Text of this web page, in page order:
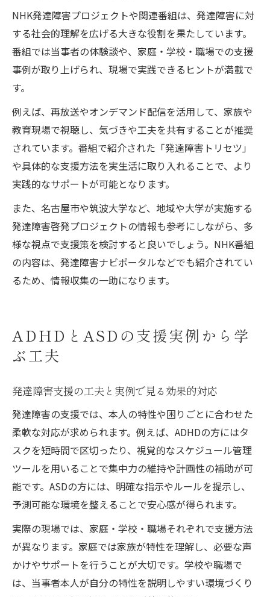
NHK発達障害プロジェクトや関連番組は、発達障害に対
する社会的理解を広げる大きな役割を果たしています。
番組では当事者の体験談や、家庭・学校・職場での支援
事例が取り上げられ、現場で実践できるヒントが満載で
す。
例えば、再放送やオンデマンド配信を活用して、家族や
教育現場で視聴し、気づきや工夫を共有することが推奨
されています。番組で紹介された「発達障害トリセツ」
や具体的な支援方法を実生活に取り入れることで、より
実践的なサポートが可能となります。
また、名古屋市や筑波大学など、地域や大学が実施する
発達障害啓発プロジェクトの情報も参考にしながら、多
様な視点で支援策を検討すると良いでしょう。NHK番組
の内容は、発達障害ナビポータルなどでも紹介されてい
るため、情報収集の一助になります。
ADHDとASDの支援実例から学
ぶ工夫
発達障害支援の工夫と実例で見る効果的対応
発達障害の支援では、本人の特性や困りごとに合わせた
柔軟な対応が求められます。例えば、ADHDの方にはタ
スクを短時間で区切ったり、視覚的なスケジュール管理
ツールを用いることで集中力の維持や計画性の補助が可
能です。ASDの方には、明確な指示やルールを提示し、
予測可能な環境を整えることで安心感が得られます。
実際の現場では、家庭・学校・職場それぞれで支援方法
が異なります。家庭では家族が特性を理解し、必要な声
かけやサポートを行うことが大切です。学校や職場で
は、当事者本人が自分の特性を説明しやすい環境づくり